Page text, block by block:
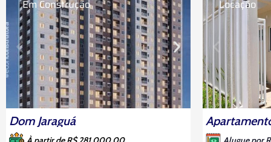
Dom Jaraguá
Em Construção Locação